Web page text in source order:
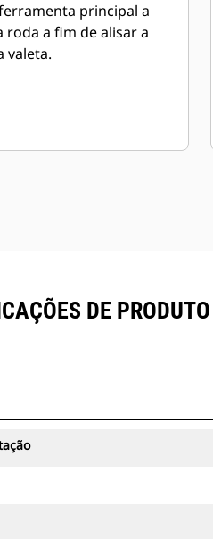
principal a
roda a fim de alisar a
valeta.
DE